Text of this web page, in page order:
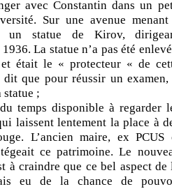
avec Constantin dans un
Sur une avenue
un statue de Kirov,
La statue n’a pas été
était le « protecteur « de
que pour réussir un
statue ;
temps disponible à regarder
laissent lentement la place à
L’ancien maire, ex PCUS
ce patrimoine. Le
à craindre que ce bel aspect de
eu de la chance de